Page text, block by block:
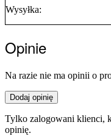
Wysyłka:
Opinie
Na razie nie ma opinii o
Dodaj opinię
Tylko zalogowani klienci,
opinię.